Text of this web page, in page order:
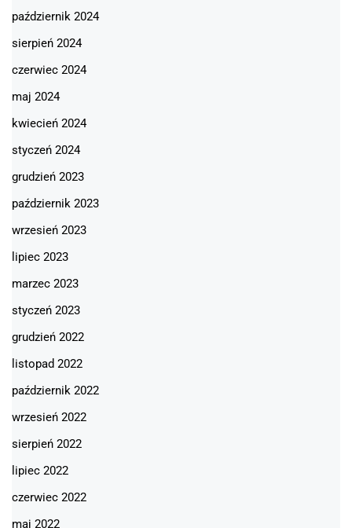
październik 2024
sierpień 2024
czerwiec 2024
maj 2024
kwiecień 2024
styczeń 2024
grudzień 2023
październik 2023
wrzesień 2023
lipiec 2023
marzec 2023
styczeń 2023
grudzień 2022
listopad 2022
październik 2022
wrzesień 2022
sierpień 2022
lipiec 2022
czerwiec 2022
maj 2022